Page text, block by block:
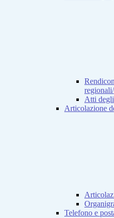
Atti
Articolazione
Telefono e